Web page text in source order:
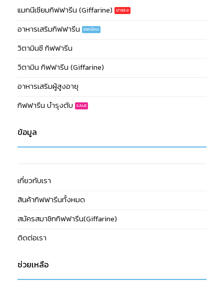
แมกนีเซียมกิฟฟารีน (Giffarine)
อาหารเสริมกิฟฟารีน
วิตามินซี กิฟฟารีน
วิตามิน กิฟฟารีน (Giffarine)
อาหารเสริมผู้สูงอายุ
กิฟฟารีน บำรุงตับ
ข้อมูล
เกี่ยวกับเรา
สินค้ากิฟฟารีนทั้งหมด
สมัครสมาชิกกิฟฟารีน(Giffarine)
ติดต่อเรา
ช่วยเหลือ